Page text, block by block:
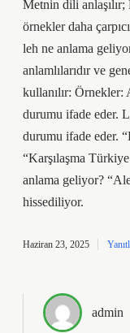
Metnin dili
örnekler daha
leh ne anlama
anlamlılarıdır ve
kullanılır:
durumu ifade eder.
durumu ifade eder.
“Karşılaşma
anlama geliyor?
hissediliyor.
Haziran 23, 2025
admin